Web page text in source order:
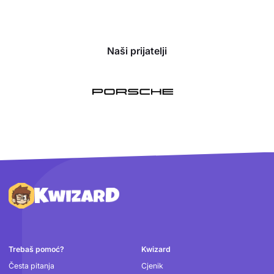
Naši prijatelji
Podnožje
Trebaš pomoć?
Česta pitanja
Kwizard
Cjenik